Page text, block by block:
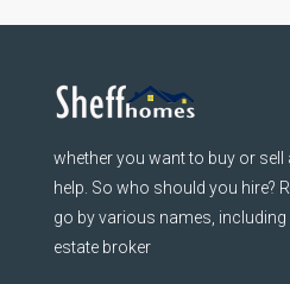
whether you want to buy or sell
help. So who should you hire?
go by various names, including
estate broker